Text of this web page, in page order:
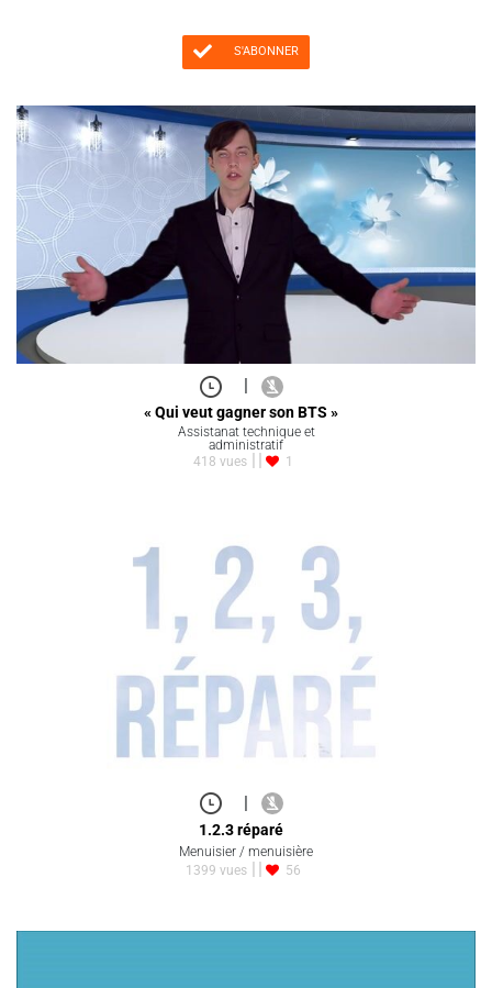
S'ABONNER
|
« Qui veut gagner son BTS »
Assistanat technique et
administratif
418 vues
1
|
1.2.3 réparé
Menuisier / menuisière
1399 vues
56